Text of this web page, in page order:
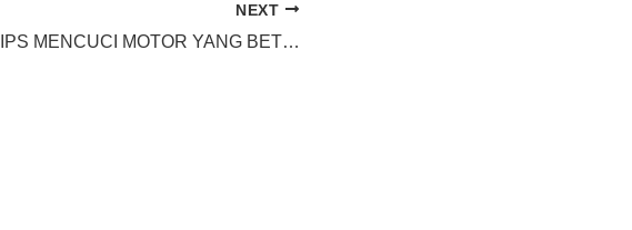
NEXT
TIPS MENCUCI MOTOR YANG BETUL di Katingan